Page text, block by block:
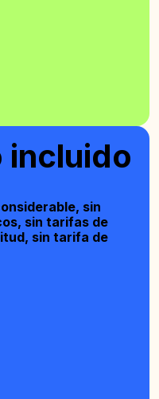
incluido
sin
sin tarifas de
sin tarifa de